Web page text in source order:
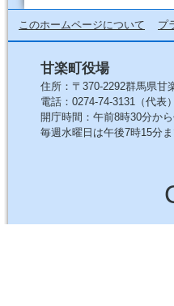
このホームページについて プ
甘楽町役場
住所：〒370-2292群馬県甘
電話：0274-74-3131（代表
開庁時間：午前8時30分か
毎週水曜日は午後7時15分ま